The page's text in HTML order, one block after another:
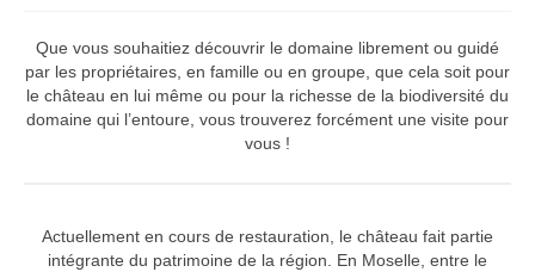
Que vous souhaitiez découvrir le domaine librement ou guidé
par les propriétaires, en famille ou en groupe, que cela soit pour
le château en lui même ou pour la richesse de la biodiversité du
domaine qui l’entoure, vous trouverez forcément une visite pour
vous !
Actuellement en cours de restauration, le château fait partie
intégrante du patrimoine de la région. En Moselle, entre le